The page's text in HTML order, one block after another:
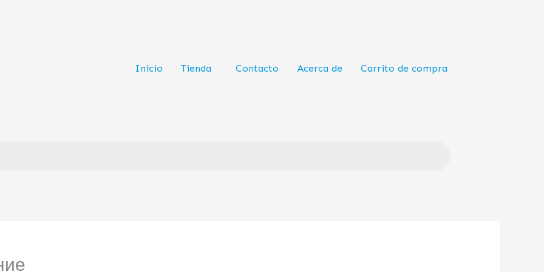
Inicio Tienda Contacto Acerca de Carrito de compra